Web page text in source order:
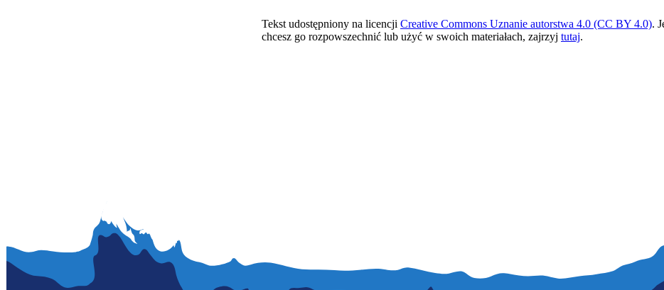
Tekst udostępniony na licencji Creative Commons Uznanie autorstwa 4.0 (CC BY 4.0).
chcesz go rozpowszechnić lub użyć w swoich materiałach, zajrzyj tutaj.